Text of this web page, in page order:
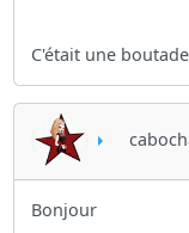
C'était une boutade
Bonjour